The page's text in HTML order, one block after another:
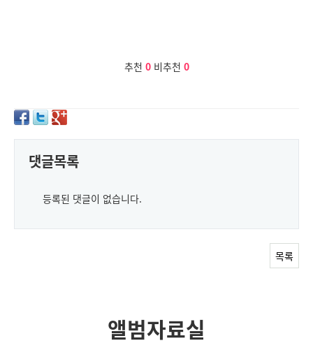
추천 0 비추천 0
댓글목록
등록된 댓글이 없습니다.
목록
앨범자료실